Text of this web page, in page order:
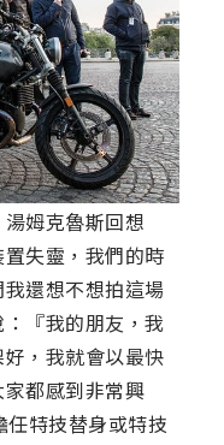
姆克魯斯回想
失靈，我們的時
還想不想拍這場
『我的朋友，我
，我就會以最快
都感到非常興
特技替身或特技